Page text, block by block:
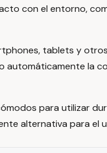
con el entorno,
tablets y
automáticamente la
para utilizar
alternativa para el